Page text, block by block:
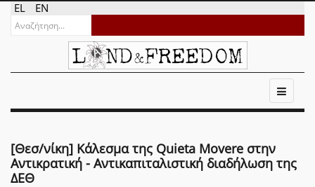
EL EN
[Θεσ/νίκη] Κάλεσμα της Quieta Movere στην
Αντικρατική - Αντικαπιταλιστική διαδήλωση της
ΔΕΘ